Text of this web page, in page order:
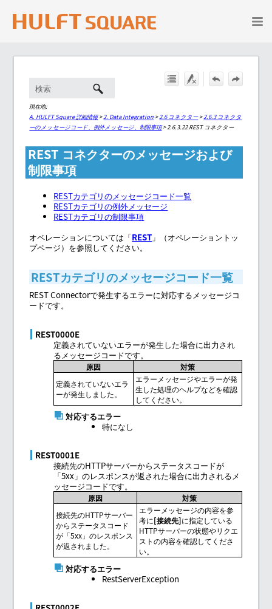
メイン コンテンツにスキップ
現在地:
A. HULFT Square 詳細情報>2. Data Integration>2.6 コネクター>2.6.3 コネクタ
ーのメッセージコード、例外メッセージ、制限事項>2.6.3.22 REST コネクター
REST コネクターのメッセージおよび
制限事項
RESTカテゴリのメッセージコード一覧
RESTカテゴリの例外メッセージ
RESTカテゴリの制限事項
オペレーションについては「REST 」（オペレーショントッ
プページ）を参照してください。
RESTカテゴリのメッセージコード一覧
REST Connectorで発生するエラーに対応するメッセージコ
ードです。
REST0000E
定義されていないエラーが発生した場合に出力され
るメッセージコードです。
原因
対策
定義されていないエラ
ーが発生しました。
エラーメッセージやエラーが発
生した処理のヘルプなどを確認
してください。
対応するエラー
特になし
REST0001E
接続先のHTTPサーバーからステータスコードが
「5xx」のレスポンスが返された場合に出力されるメ
ッセージコードです。
原因
対策
接続先のHTTPサーバー
からステータスコード
が「5xx」のレスポンス
が返されました。
エラーメッセージの内容を参
考に 接続先 に指定している
HTTPサーバーの状態やリクエ
ストの内容を確認してくださ
い。
対応するエラー
RestServerException